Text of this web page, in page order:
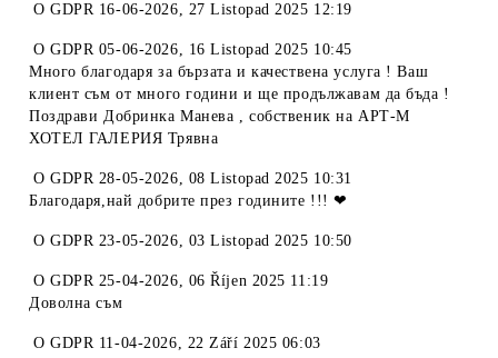
OGDPR 16-06-2026, 27 Listopad 2025 12:19
OGDPR 05-06-2026, 16 Listopad 2025 10:45
Много благодаря за бързата и качествена услуга ! Ваш
клиент съм от много години и ще продължавам да бъда !
Поздрави Добринка Манева , собственик на АРТ-М
ХОТЕЛ ГАЛЕРИЯ Трявна
OGDPR 28-05-2026, 08 Listopad 2025 10:31
Благодаря,най добрите през годините !!! ❤
OGDPR 23-05-2026, 03 Listopad 2025 10:50
OGDPR 25-04-2026, 06 Říjen 2025 11:19
Доволна съм
OGDPR 11-04-2026, 22 Září 2025 06:03